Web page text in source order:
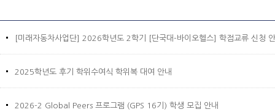
[미래자동차사업단] 2026학년도 2학기 [단국대-바이오헬스] 학점교류 신청
2025학년도 후기 학위수여식 학위복 대여 안내
2026-2 Global Peers 프로그램 (GPS 16기) 학생 모집 안내